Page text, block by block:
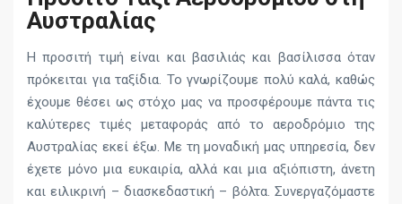
Αυστραλίας
Η προσιτή τιμή είναι και βασιλιάς και βασίλισσα όταν
πρόκειται για ταξίδια. Το γνωρίζουμε πολύ καλά, καθώς
έχουμε θέσει ως στόχο μας να προσφέρουμε πάντα τις
καλύτερες τιμές μεταφοράς από το αεροδρόμιο της
Αυστραλίας εκεί έξω. Με τη μοναδική μας υπηρεσία, δεν
έχετε μόνο μια ευκαιρία, αλλά και μια αξιόπιστη, άνετη
και ειλικρινή – διασκεδαστική – βόλτα. Συνεργαζόμαστε